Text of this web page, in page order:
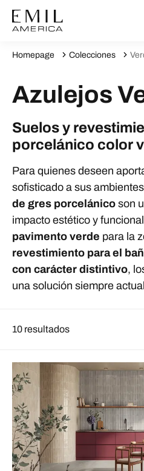
Homepage Colecciones
Azulejos
Suelos y
porcelánico color
Para quienes deseen
sofisticado a sus
de gres porcelánico son
impacto estético y
pavimento verde para la
revestimiento para el
con carácter distintivo,
una solución siempre
10 resultados